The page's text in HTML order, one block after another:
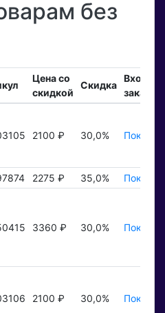
без
Цена со
скидкой
Скидка
заказы
2100 ₽ 30,0%
2275 ₽ 35,0%
3360 ₽ 30,0%
2100 ₽ 30,0%